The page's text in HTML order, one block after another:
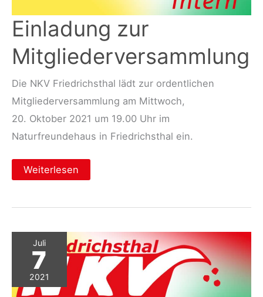
Einladung zur
Mitgliederversammlung
Die NKV Friedrichsthal lädt zur ordentlichen
Mitgliederversammlung am Mittwoch,
20. Oktober 2021 um 19.00 Uhr im
Naturfreundehaus in Friedrichsthal ein.
Einladung
zur
Weiterlesen
Juli
7
2021